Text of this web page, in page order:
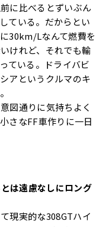
に比べるとずいぶん
ている。だからとい
30km/Lなんて燃費を
けれど、それでも輸
ている。ドライバビ
アというクルマのキ
図通りに気持ちよく
さなFF車作りに一日
は遠慮なしにロング
現実的な308GTハイ